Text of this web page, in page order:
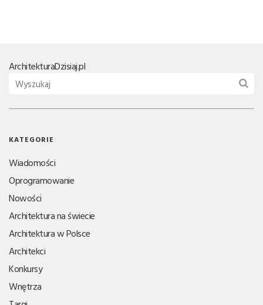
ArchitekturaDzisiaj.pl
KATEGORIE
Wiadomości
Oprogramowanie
Nowości
Architektura na świecie
Architektura w Polsce
Architekci
Konkursy
Wnętrza